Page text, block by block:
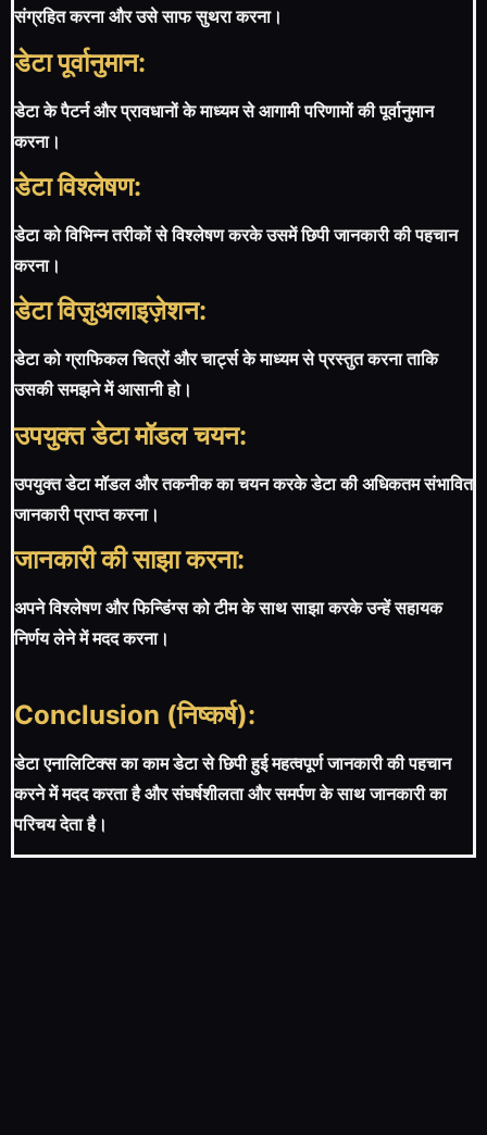
संग्रहित करना और उसे साफ सुथरा करना।
डेटा पूर्वानुमान:
डेटा के पैटर्न और प्रावधानों के माध्यम से आगामी परिणामों की पूर्वानुमान
करना।
डेटा विश्लेषण:
डेटा को विभिन्न तरीकों से विश्लेषण करके उसमें छिपी जानकारी की पहचान
करना।
डेटा विज़ुअलाइज़ेशन:
डेटा को ग्राफिकल चित्रों और चार्ट्स के माध्यम से प्रस्तुत करना ताकि
उसकी समझने में आसानी हो।
उपयुक्त डेटा मॉडल चयन:
उपयुक्त डेटा मॉडल और तकनीक का चयन करके डेटा की अधिकतम संभावित
जानकारी प्राप्त करना।
जानकारी की साझा करना:
अपने विश्लेषण और फिन्डिंग्स को टीम के साथ साझा करके उन्हें सहायक
निर्णय लेने में मदद करना।
Conclusion (निष्कर्ष):
डेटा एनालिटिक्स का काम डेटा से छिपी हुई महत्वपूर्ण जानकारी की पहचान
करने में मदद करता है और संघर्षशीलता और समर्पण के साथ जानकारी का
परिचय देता है।